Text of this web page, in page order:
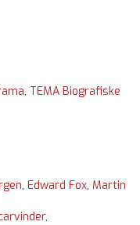
, TEMA Biografiske
, Edward Fox, Martin
,